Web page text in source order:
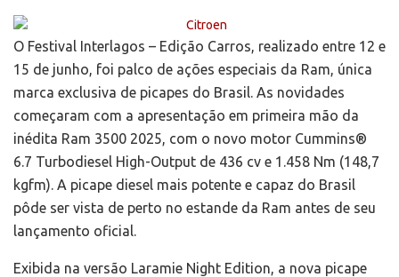
O Festival Interlagos – Edição Carros, realizado entre 12 e
15 de junho, foi palco de ações especiais da Ram, única
marca exclusiva de picapes do Brasil. As novidades
começaram com a apresentação em primeira mão da
inédita Ram 3500 2025, com o novo motor Cummins®
6.7 Turbodiesel High-Output de 436 cv e 1.458 Nm (148,7
kgfm). A picape diesel mais potente e capaz do Brasil
pôde ser vista de perto no estande da Ram antes de seu
lançamento oficial.
Exibida na versão Laramie Night Edition, a nova picape